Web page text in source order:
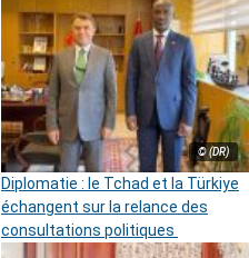
© (DR)
Diplomatie : le Tchad et la Türkiye
échangent sur la relance des
consultations politiques